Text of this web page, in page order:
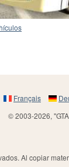
Français
© 2003-2026,
Al copiar